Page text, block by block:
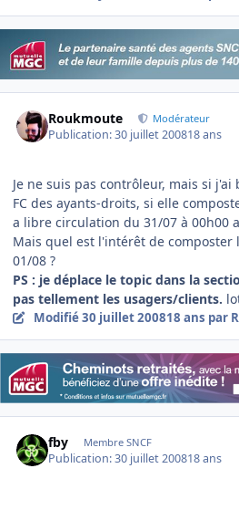
Roukmoute Modérateur
Publication:30 juillet 200818 ans
Je ne suis pas contrôleur, mais si
FC des ayants-droits, si elle
a libre circulation du 31/07 à 00h00
Mais quel est l'intérêt de composter
01/08 ?
PS : je déplace le topic dans la
pas tellement les usagers/clients.
Modifié30 juillet 200818 ans par
fby Membre SNCF
Publication:30 juillet 200818 ans